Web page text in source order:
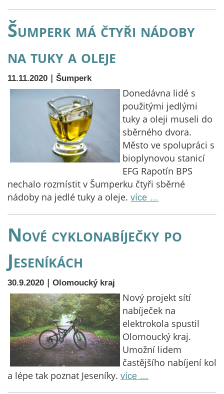
Šumperk má čtyři nádoby
na tuky a oleje
11.11.2020 | Šumperk
Donedávna lidé s
použitými jedlými
tuky a oleji museli do
sběrného dvora.
Město ve spolupráci s
bioplynovou stanicí
EFG Rapotín BPS
nechalo rozmístit v Šumperku čtyři sběrné
nádoby na jedlé tuky a oleje. více …
Nové cyklonabíječky po
Jeseníkách
30.9.2020 | Olomoucký kraj
Nový projekt sítí
nabíječek na
elektrokola spustil
Olomoucký kraj.
Umožní lidem
častějšího nabíjení kol
a lépe tak poznat Jeseníky. více …